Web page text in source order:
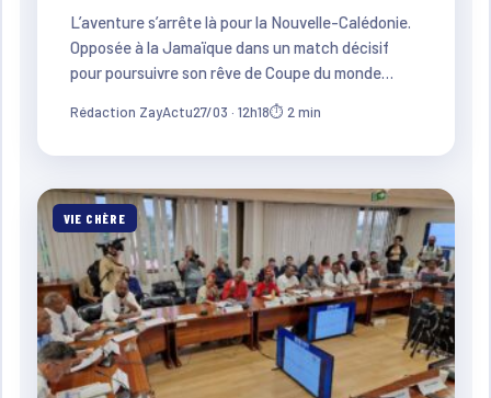
L’aventure s’arrête là pour la Nouvelle-Calédonie.
Opposée à la Jamaïque dans un match décisif
pour poursuivre son rêve de Coupe du monde…
Rédaction ZayActu27/03 · 12h18⏱ 2 min
VIE CHÈRE